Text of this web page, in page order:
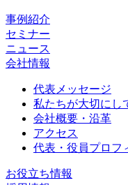
事例紹介
セミナー
ニュース
会社情報
代表メッセージ
私たちが大切にし
会社概要・沿革
アクセス
代表・役員プロフ
お役立ち情報